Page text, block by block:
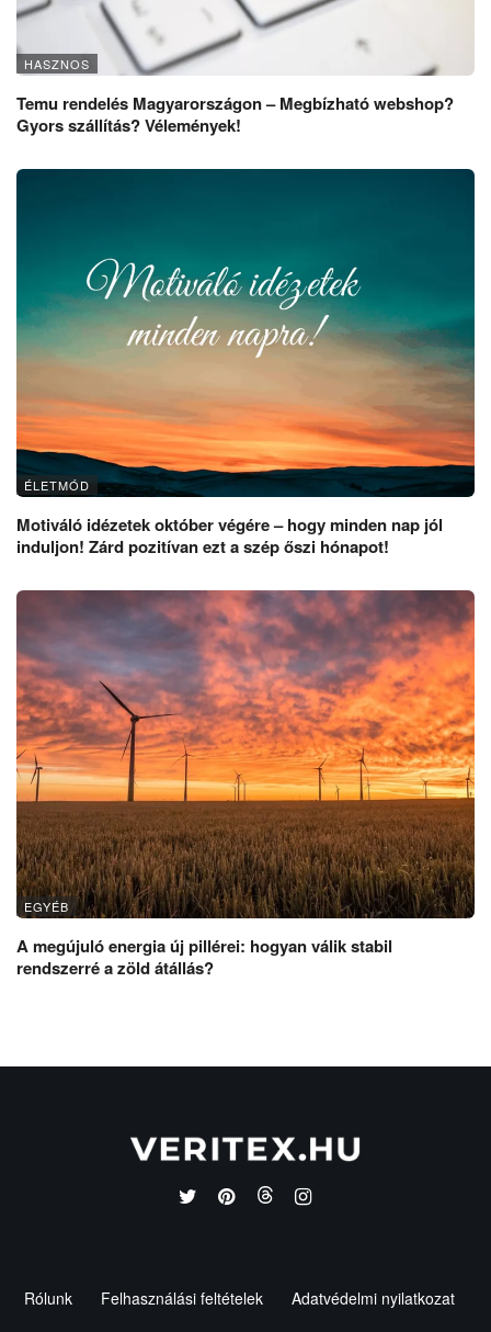
HASZNOS
Temu rendelés Magyarországon – Megbízható webshop?
Gyors szállítás? Vélemények!
ÉLETMÓD
Motiváló idézetek október végére – hogy minden nap jól
induljon! Zárd pozitívan ezt a szép őszi hónapot!
EGYÉB
A megújuló energia új pillérei: hogyan válik stabil
rendszerré a zöld átállás?
Rólunk Felhasználási feltételek Adatvédelmi nyilatkozat